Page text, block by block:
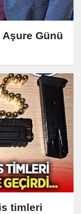
Günü
timleri